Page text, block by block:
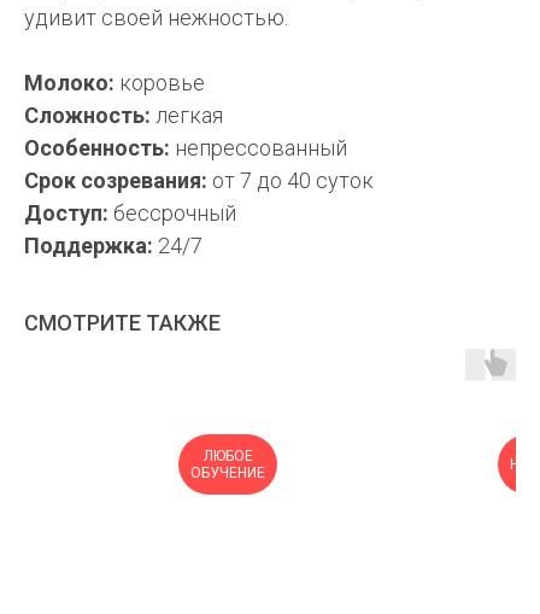
удивит своей нежностью.
Молоко: коровье
Сложность: легкая
Особенность: непрессованный
Срок созревания: от 7 до 40 суток
Доступ: бессрочный
Поддержка: 24/7
СМОТРИТЕ ТАКЖЕ
ЛЮБОЕ
ОБУЧЕНИЕ